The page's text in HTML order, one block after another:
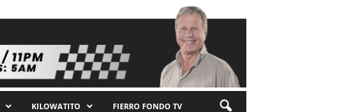
KILOWATITO FIERRO FONDO TV